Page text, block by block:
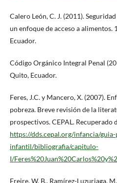
Calero León, C. J. (2011).
un enfoque de acceso a alimentos.
Ecuador.
Código Orgánico Integral Penal
Quito, Ecuador.
Feres, J.C. y Mancero, X. (2007).
pobreza. Breve revisión de la
prospectivos. CEPAL. Recuperado
https://dds.cepal.org/infancia/
infantil/bibliografia/capitulo-
I/
Freire, W. B., Ramírez-Luzuriaga,